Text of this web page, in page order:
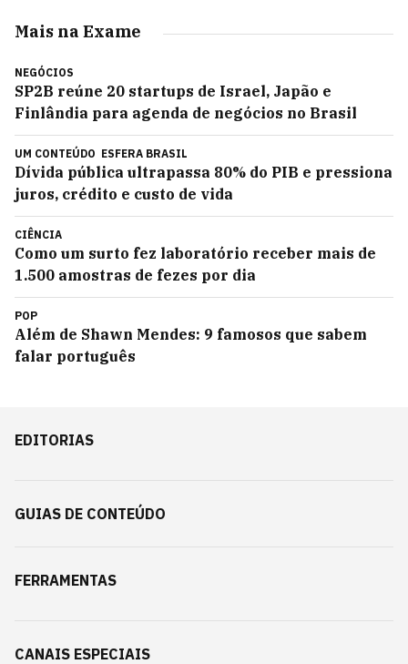
Mais na Exame
NEGÓCIOS
SP2B reúne 20 startups de Israel, Japão e
Finlândia para agenda de negócios no Brasil
UM CONTEÚDO ESFERA BRASIL
Dívida pública ultrapassa 80% do PIB e pressiona
juros, crédito e custo de vida
CIÊNCIA
Como um surto fez laboratório receber mais de
1.500 amostras de fezes por dia
POP
Além de Shawn Mendes: 9 famosos que sabem
falar português
EDITORIAS
GUIAS DE CONTEÚDO
FERRAMENTAS
CANAIS ESPECIAIS